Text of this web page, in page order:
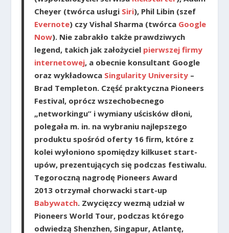
Cheyer (twórca usługi Siri), Phil Libin (szef
Evernote) czy Vishal Sharma (twórca Google
Now). Nie zabrakło także prawdziwych
legend, takich jak założyciel pierwszej firmy
internetowej, a obecnie konsultant Google
oraz wykładowca Singularity University –
Brad Templeton. Część praktyczna Pioneers
Festival, oprócz wszechobecnego
„networkingu” i wymiany uścisków dłoni,
polegała m. in. na wybraniu najlepszego
produktu spośród oferty 16 firm, które z
kolei wyłoniono spomiędzy kilkuset start-
upów, prezentujących się podczas festiwalu.
Tegoroczną nagrodę Pioneers Award
2013 otrzymał chorwacki start-up
Babywatch. Zwycięzcy wezmą udział w
Pioneers World Tour, podczas którego
odwiedzą Shenzhen, Singapur, Atlantę,